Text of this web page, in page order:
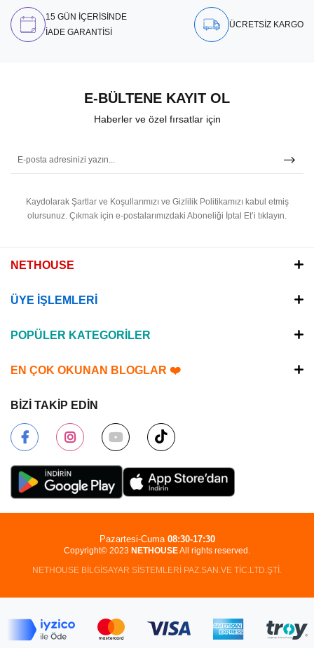
15 GÜN İÇERİSİNDE
İADE GARANTİSİ
ÜCRETSİZ KARGO
E-BÜLTENE KAYIT OL
Haberler ve özel fırsatlar için
Kaydolarak Şartlar ve Koşullarımızı ve Gizlilik Politikamızı kabul etmiş
olursunuz. Çıkmak için e-postalarımızdaki Aboneliği İptal Et’i tıklayın.
NETHOUSE
ÜYE İŞLEMLERİ
POPÜLER KATEGORİLER
EN ÇOK OKUNAN BLOGLAR ❤️
BİZİ TAKİP EDİN
Copyright© 2023 NETHOUSEAll rights reserved.
NETHOUSE BİLGİSAYAR SİSTEMLERİ PAZ.SAN.VE TİC.LTD.ŞTİ.
Pazartesi-Cuma 08:30-17:30